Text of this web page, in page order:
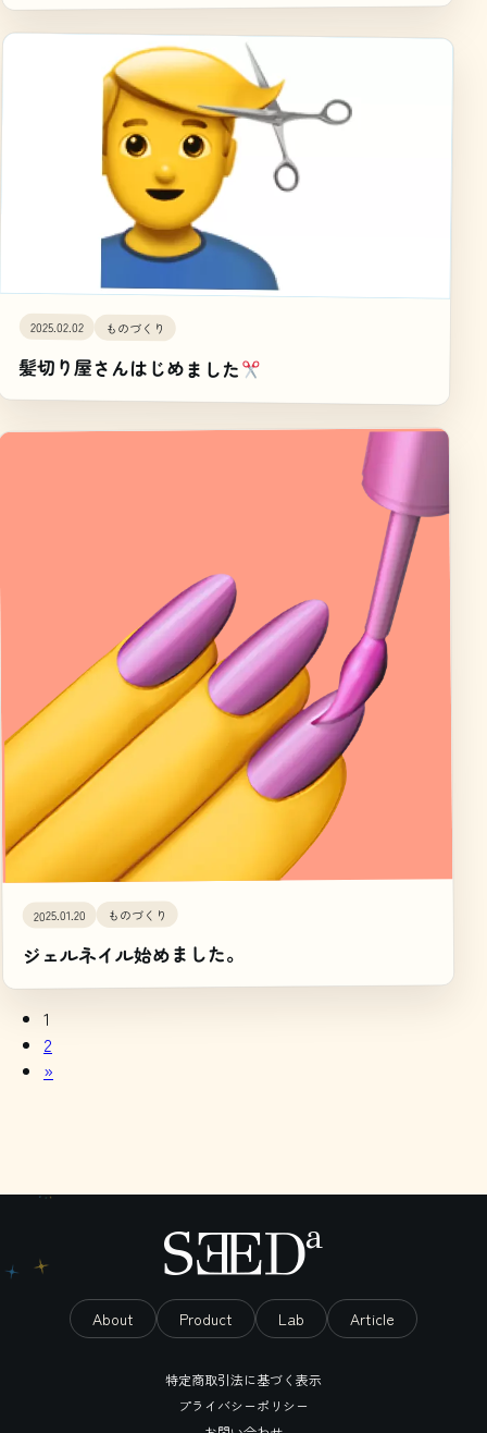
2025.02.02 ものづくり
髪切り屋さんはじめました
2025.01.20 ものづくり
ジェルネイル始めました。
1
2
»
About Product Lab Article
特定商取引法に基づく表示
プライバシーポリシー